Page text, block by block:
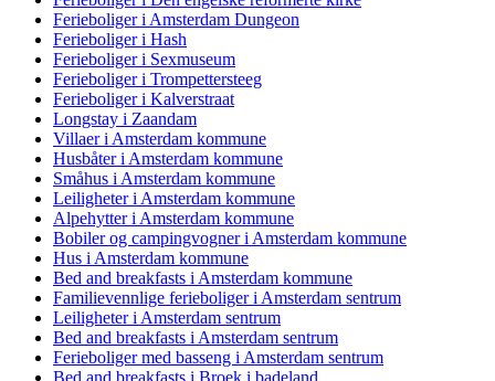
Ferieboliger i Amsterdam Dungeon
Ferieboliger i Hash
Ferieboliger i Sexmuseum
Ferieboliger i Trompettersteeg
Ferieboliger i Kalverstraat
Longstay i Zaandam
Villaer i Amsterdam kommune
Husbåter i Amsterdam kommune
Småhus i Amsterdam kommune
Leiligheter i Amsterdam kommune
Alpehytter i Amsterdam kommune
Bobiler og campingvogner i Amsterdam kommune
Hus i Amsterdam kommune
Bed and breakfasts i Amsterdam kommune
Familievennlige ferieboliger i Amsterdam sentrum
Leiligheter i Amsterdam sentrum
Bed and breakfasts i Amsterdam sentrum
Ferieboliger med basseng i Amsterdam sentrum
Bed and breakfasts i Broek i badeland